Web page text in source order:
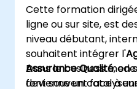
Cette formation
ligne ou sur site, est
niveau débutant,
souhaitent intégrer l'
Assurance Qualité, en
devienne un
Dans le business
font souvent face à